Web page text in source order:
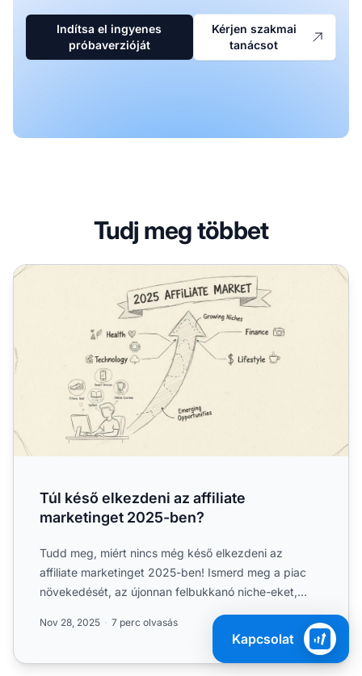
Indítsa el ingyenes
próbaverzióját
Kérjen szakmai
tanácsot
Tudj meg többet
Túl késő elkezdeni az affiliate marketinget 2025-ben?
Túl késő elkezdeni az affiliate
marketinget 2025-ben?
Tudd meg, miért nincs még késő elkezdeni az
affiliate marketinget 2025-ben! Ismerd meg a piac
növekedését, az újonnan felbukkanó niche-eket,
Nov 28, 2025 7 perc olvasás
Kapcsolat